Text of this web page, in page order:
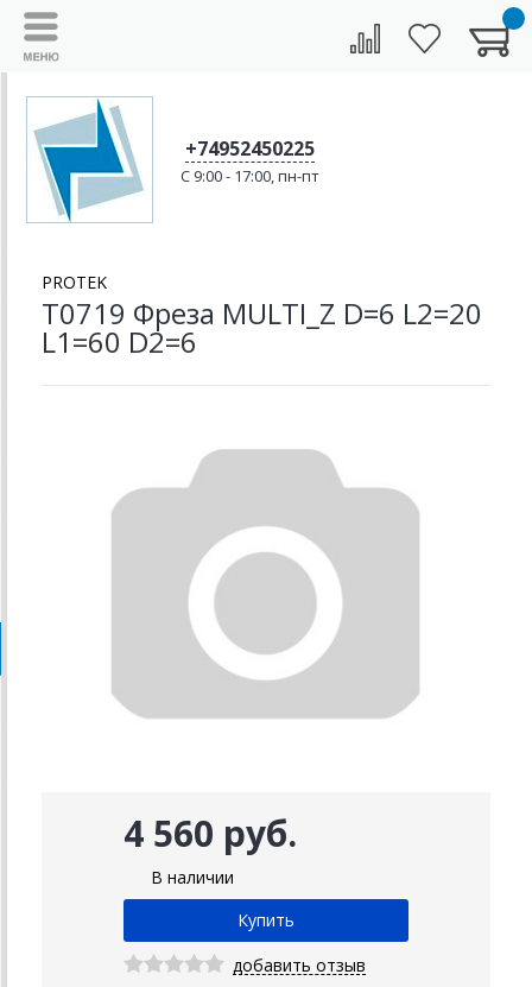
+74952450225
C 9:00 - 17:00, пн-пт
PROTEK
T0719 Фреза MULTI_Z D=6 L2=20
L1=60 D2=6
4 560 руб.
В наличии
добавить отзыв